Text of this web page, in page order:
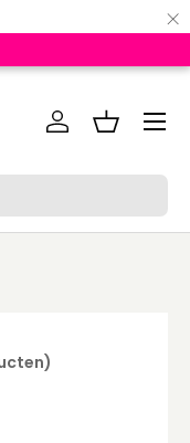
×
InloggenMandje
Menu